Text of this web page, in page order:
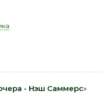
- Нэш Саммерс»